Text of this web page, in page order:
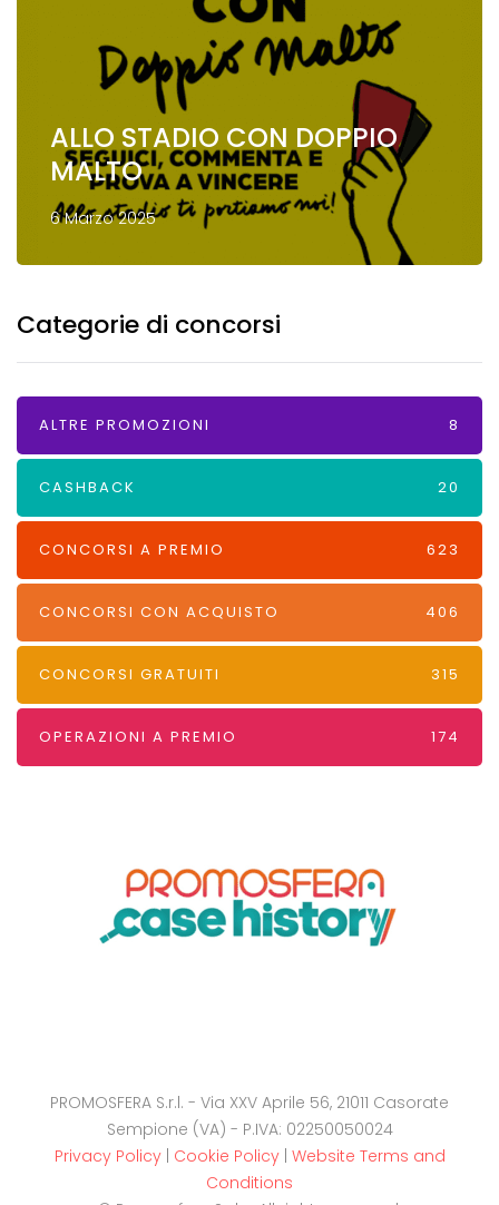
ALLO STADIO CON DOPPIO
MALTO
6 Marzo 2025
Categorie di concorsi
ALTRE PROMOZIONI 8
CASHBACK 20
CONCORSI A PREMIO 623
CONCORSI CON ACQUISTO 406
CONCORSI GRATUITI 315
OPERAZIONI A PREMIO 174
PROMOSFERA S.r.l. - Via XXV Aprile 56, 21011 Casorate
Sempione (VA) - P.IVA: 02250050024
Privacy Policy| Cookie Policy| Website Terms and
Conditions